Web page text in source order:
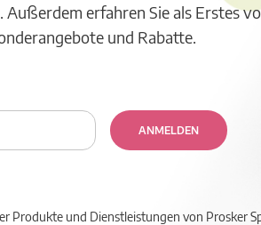
erfahren Sie als Erstes
und Rabatte.
ANMELDEN
Produkte und Dienstleistungen von Prosker